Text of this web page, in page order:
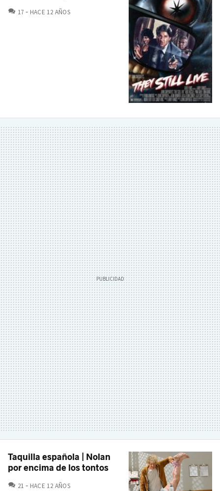
17 COMENTARIOS
HACE 12 AÑOS
Taquilla española | Nolan
por encima de los tontos
21 COMENTARIOS
HACE 12 AÑOS